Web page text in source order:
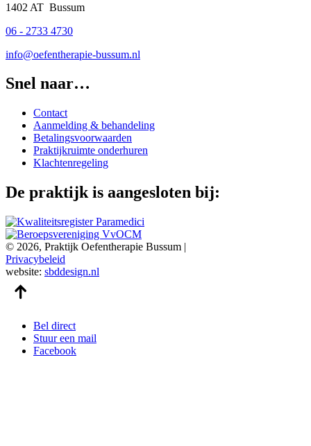
1402 AT Bussum
06 - 2733 4730
info@oefentherapie-bussum.nl
Snel naar…
Contact
Aanmelding & behandeling
Betalingsvoorwaarden
Praktijkruimte onderhuren
Klachtenregeling
De praktijk is aangesloten bij:
© 2026, Praktijk Oefentherapie Bussum |
Privacybeleid
website: sbddesign.nl
Bel direct
Stuur een mail
Facebook